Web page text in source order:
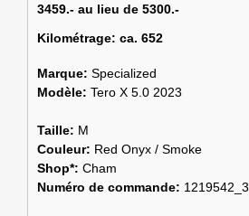
3459.- au lieu de 5300.-
Kilométrage: ca. 652
Marque: Specialized
Modèle: Tero X 5.0 2023
Taille: M
Couleur: Red Onyx / Smoke
Shop*: Cham
Numéro de commande: 1219542_3